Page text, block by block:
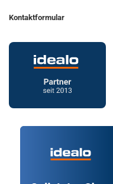
Kontaktformular